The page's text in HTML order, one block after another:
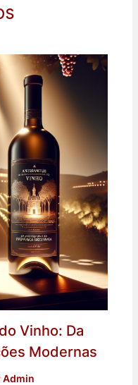
Vinho: Da
Modernas
Admin